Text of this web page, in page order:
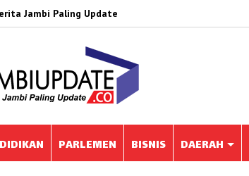
Jambi Paling Update
PARLEMEN BISNIS DAERAH